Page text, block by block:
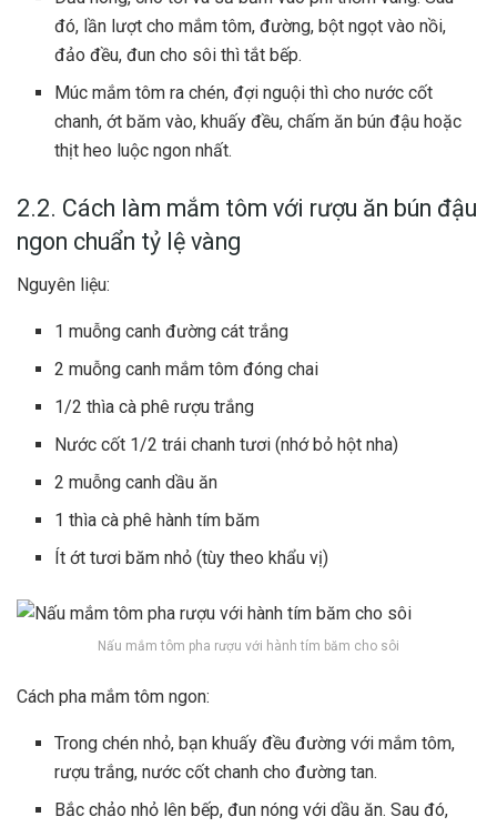
đó, lần lượt cho mắm tôm, đường, bột ngọt vào nồi,
đảo đều, đun cho sôi thì tắt bếp.
Múc mắm tôm ra chén, đợi nguội thì cho nước cốt
chanh, ớt băm vào, khuấy đều, chấm ăn bún đậu hoặc
thịt heo luộc ngon nhất.
2.2. Cách làm mắm tôm với rượu ăn bún đậu
ngon chuẩn tỷ lệ vàng
Nguyên liệu:
1 muỗng canh đường cát trắng
2 muỗng canh mắm tôm đóng chai
1/2 thìa cà phê rượu trắng
Nước cốt 1/2 trái chanh tươi (nhớ bỏ hột nha)
2 muỗng canh dầu ăn
1 thìa cà phê hành tím băm
Ít ớt tươi băm nhỏ (tùy theo khẩu vị)
Nấu mắm tôm pha rượu với hành tím băm cho sôi
Cách pha mắm tôm ngon:
Trong chén nhỏ, bạn khuấy đều đường với mắm tôm,
rượu trắng, nước cốt chanh cho đường tan.
Bắc chảo nhỏ lên bếp, đun nóng với dầu ăn. Sau đó,